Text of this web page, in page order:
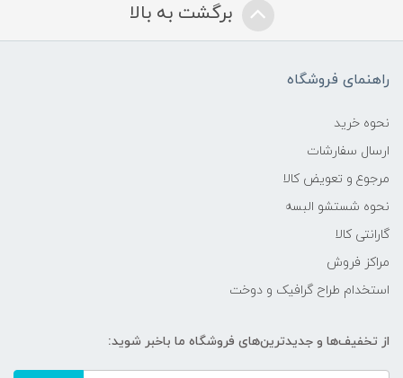
برگشت به بالا
راهنمای فروشگاه
نحوه خرید
ارسال سفارشات
مرجوع و تعویض کالا
نحوه شستشو البسه
گارانتی کالا
مراکز فروش
استخدام طراح گرافیک و دوخت
از تخفیف‌ها و جدیدترین‌های فروشگاه ما باخبر شوید: